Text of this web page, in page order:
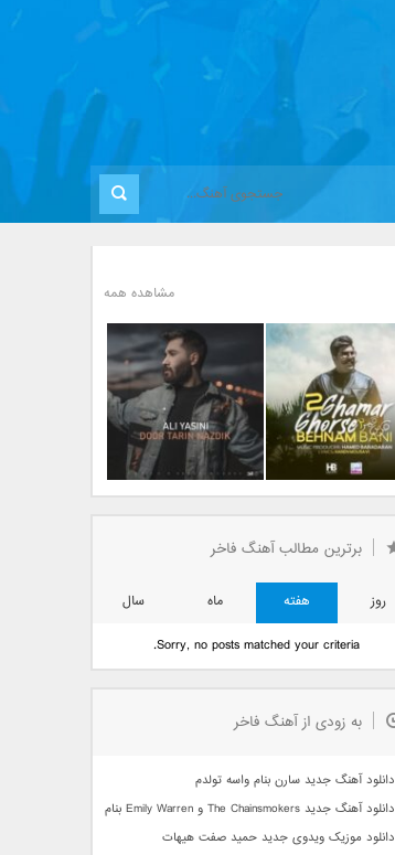
مشاهده همه
بانی بنام قرص قمر 2
یاسینی بنام دورترین نزدیک
برترین مطالب آهنگ فاخر
روز هفته ماه
سال
Sorry, no posts matched your criteria.
به زودی از آهنگ فاخر
دانلود آهنگ جدید سارن بنام واسه تولدم
دانلود آهنگ جدید The Chainsmokers و Emily Warren بنام Side Effects
دانلود موزیک ویدوی جدید حمید صفت هیهات